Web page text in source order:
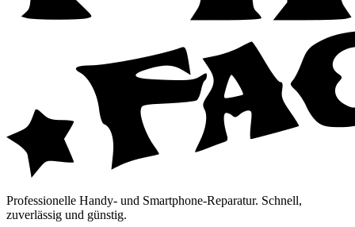
Professionelle Handy- und Smartphone-Reparatur. Schnell,
zuverlässig und günstig.